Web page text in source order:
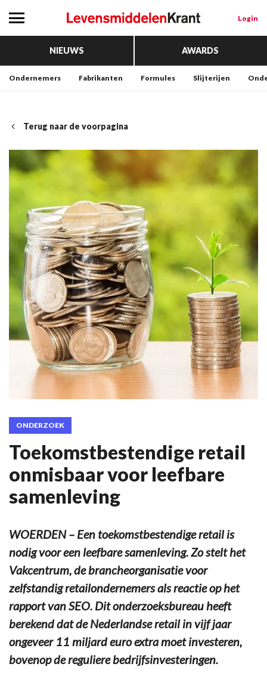
Login
NIEUWS AWARDS
Ondernemers Fabrikanten Formules Slijterijen
Terug naar de voorpagina
ONDERZOEK
Toekomstbestendige retail
onmisbaar voor leefbare
samenleving
WOERDEN – Een toekomstbestendige retail is
nodig voor een leefbare samenleving. Zo stelt het
Vakcentrum, de brancheorganisatie voor
zelfstandig retailondernemers als reactie op het
rapport van SEO. Dit onderzoeksbureau heeft
berekend dat de Nederlandse retail in vijf jaar
ongeveer 11 miljard euro extra moet investeren,
bovenop de reguliere bedrijfsinvesteringen.